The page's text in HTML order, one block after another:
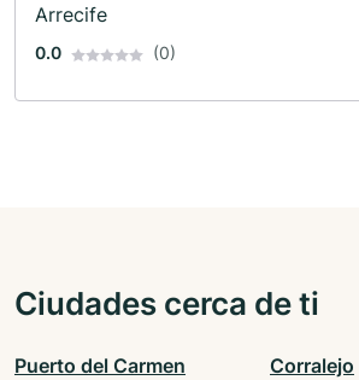
Arrecife
0.0 (0)
Ciudades cerca de ti
Puerto del Carmen Corralejo